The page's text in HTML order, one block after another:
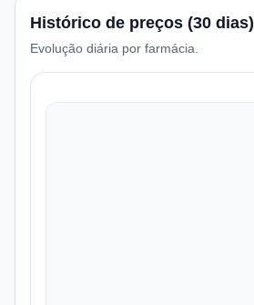
Histórico de preços (30 dias)
Evolução diária por farmácia.